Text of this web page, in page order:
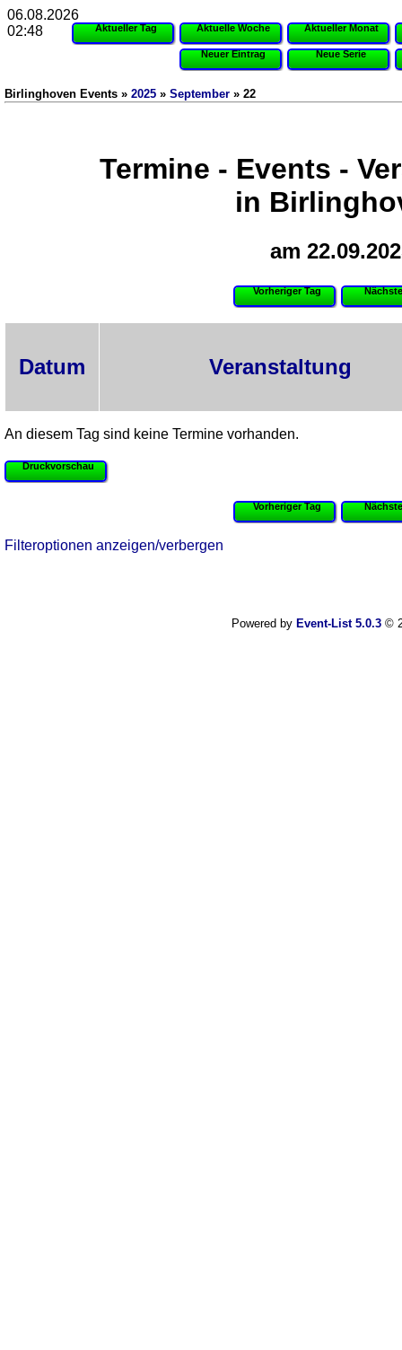
Aktueller Tag Aktuelle Woche Aktueller Monat
Neuer Eintrag Neue Serie
Birlinghoven Events » 2025 » September » 22
Termine - Events -
in
am
Vorheriger Tag
Datum Veranstaltung
An diesem Tag sind keine Termine vorhanden.
Druckvorschau
Vorheriger Tag
Filteroptionen anzeigen/verbergen
Powered by Event-List 5.0.3©
06.08.2026
02:48